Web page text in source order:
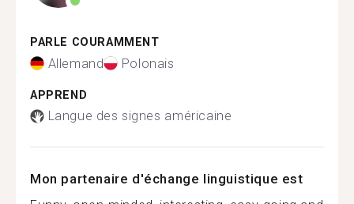
PARLE COURAMMENT
Allemand Polonais
APPREND
Langue des signes américaine
Mon partenaire d'échange linguistique est